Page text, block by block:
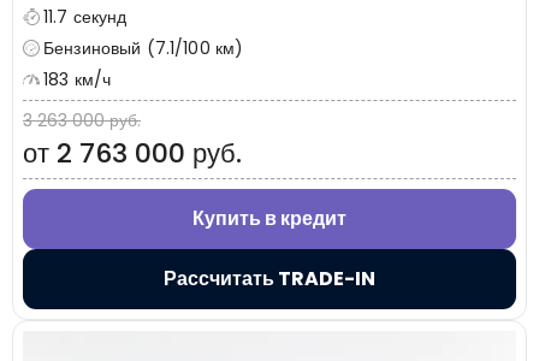
11.7 секунд
Бензиновый (7.1/100 км)
183 км/ч
3 263 000 руб.
от 2 763 000 руб.
Купить в кредит
Рассчитать TRADE-IN